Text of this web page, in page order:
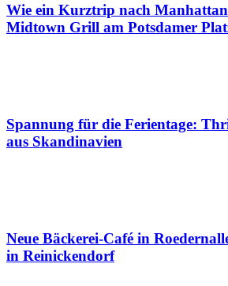
Wie ein Kurztrip nach
Midtown Grill am Potsdamer
Spannung für die Ferientage:
aus Skandinavien
Neue Bäckerei-Café in
in Reinickendorf